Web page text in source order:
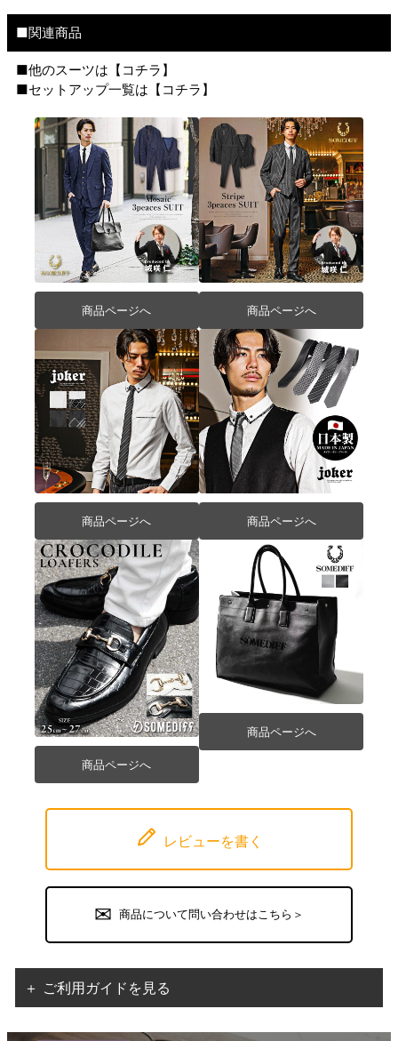
■関連商品
■他のスーツは【 コチラ 】
■セットアップ一覧は【 コチラ 】
商品ページへ 商品ページへ
商品ページへ 商品ページへ
商品ページへ
商品ページへ
レビューを書く
商品について問い合わせはこちら＞
＋ ご利用ガイドを見る